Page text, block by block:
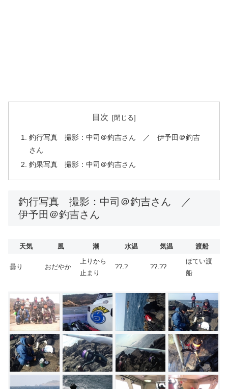
目次
釣行写真 撮影：中司＠釣吉さん ／ 伊予田＠釣吉
さん
釣果写真 撮影：中司＠釣吉さん
釣行写真 撮影：中司＠釣吉さん ／
伊予田＠釣吉さん
天気 風 潮 水温 気温 渡船
曇り おだやか
上りから
止まり
??.? ??.??
ほてい渡
船